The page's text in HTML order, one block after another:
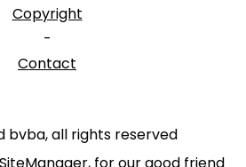
Copyright
-
Contact
bvba, all rights reserved
for our good friend